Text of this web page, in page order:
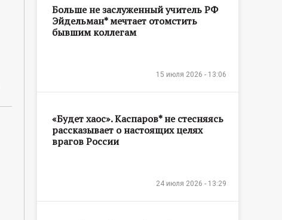
Больше не заслуженный учитель РФ
Эйдельман* мечтает отомстить
бывшим коллегам
15 июля 2026 - 13:06
«Будет хаос». Каспаров* не стесняясь
рассказывает о настоящих целях
врагов России
24 июля 2026 - 13:29